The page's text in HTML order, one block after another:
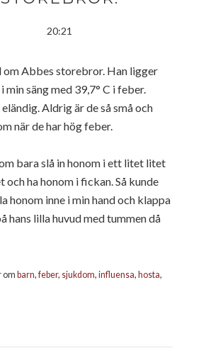
20:21
om Abbes storebror. Han ligger
min säng med 39,7° C i feber.
Aldrig är de så små och
när de har hög feber.
bara slå in honom i ett litet litet
och ha honom i fickan. Så kunde
honom inne i min hand och klappa
hans lilla huvud med tummen då
om barn,feber, sjukdom, influensa, hosta,